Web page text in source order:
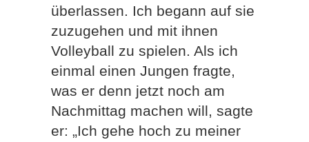
überlassen. Ich begann auf sie
zuzugehen und mit ihnen
Volleyball zu spielen. Als ich
einmal einen Jungen fragte,
was er denn jetzt noch am
Nachmittag machen will, sagte
er: „Ich gehe hoch zu meiner